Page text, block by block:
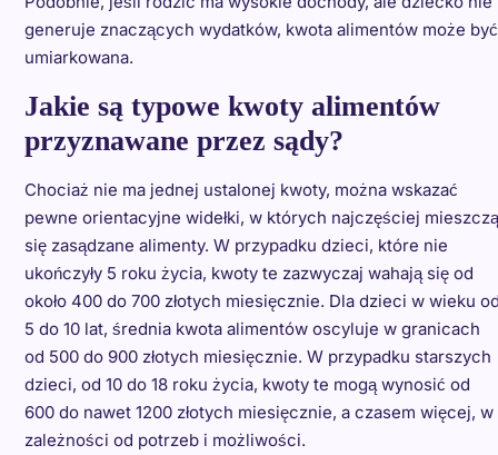
generuje znaczących wydatków, kwota alimentów może być
umiarkowana.
Jakie są typowe kwoty alimentów
przyznawane przez sądy?
Chociaż nie ma jednej ustalonej kwoty, można wskazać
pewne orientacyjne widełki, w których najczęściej mieszczą
się zasądzane alimenty. W przypadku dzieci, które nie
ukończyły 5 roku życia, kwoty te zazwyczaj wahają się od
około 400 do 700 złotych miesięcznie. Dla dzieci w wieku
5 do 10 lat, średnia kwota alimentów oscyluje w granicach
od 500 do 900 złotych miesięcznie. W przypadku starszych
dzieci, od 10 do 18 roku życia, kwoty te mogą wynosić od
600 do nawet 1200 złotych miesięcznie, a czasem więcej, w
zależności od potrzeb i możliwości.